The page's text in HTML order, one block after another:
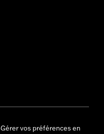
Gérer vos préférences en